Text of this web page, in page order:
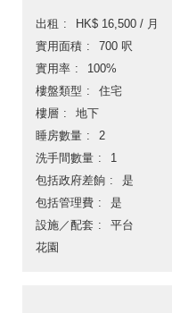
出租
HK$ 16,500 / 月
實用面積
700 呎
實用率
100%
樓盤類型
住宅
樓層
地下
睡房數量
2
洗手間數量
1
包括政府差餉
是
包括管理費
是
設施／配套
平台
花園